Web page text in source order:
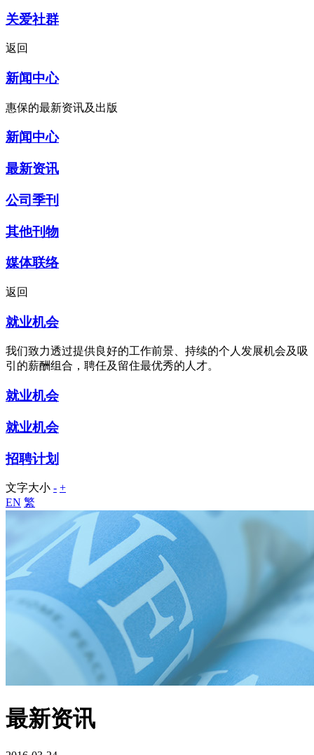
关爱社群
返回
新闻中心
惠保的最新资讯及出版
新闻中心
最新资讯
公司季刊
其他刊物
媒体联络
返回
就业机会
我们致力透过提供良好的工作前景、持续的个人发展机会及吸
引的薪酬组合，聘任及留住最优秀的人才。
就业机会
就业机会
招聘计划
文字大小 - +
EN 繁
最新资讯